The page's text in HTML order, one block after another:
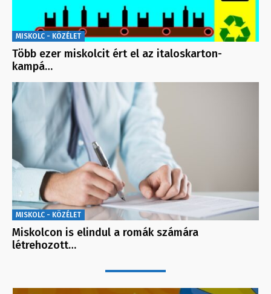
MISKOLC - KÖZÉLET
Több ezer miskolcit ért el az italoskarton-
kampá…
MISKOLC - KÖZÉLET
Miskolcon is elindul a romák számára
létrehozott…